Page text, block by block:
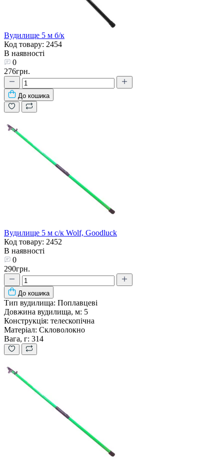
Вудилище 5 м б/к
Код товару: 2454
В наявності
0
276грн.
До кошика
Вудилище 5 м с/к Wolf, Goodluck
Код товару: 2452
В наявності
0
290грн.
До кошика
Тип вудилища: Поплавцеві
Довжина вудилища, м: 5
Конструкція: телескопічна
Матеріал: Скловолокно
Вага, г: 314